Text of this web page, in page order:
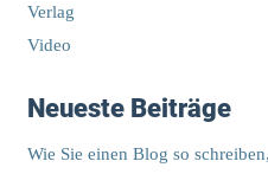
Verlag
Video
Neueste Beiträge
Wie Sie einen Blog so